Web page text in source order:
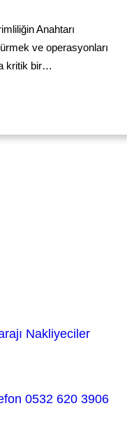
Anahtarı
ve operasyonları
kritik bir…
Nakliyeciler
0532 620 3906